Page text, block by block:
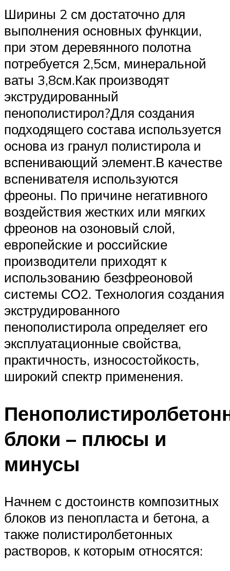
Ширины 2 см достаточно для
выполнения основных функции,
при этом деревянного полотна
потребуется 2,5см, минеральной
ваты 3,8см.Как производят
экструдированный
пенополистирол?Для создания
подходящего состава используется
основа из гранул полистирола и
вспенивающий элемент.В качестве
вспенивателя используются
фреоны. По причине негативного
воздействия жестких или мягких
фреонов на озоновый слой,
европейские и российские
производители приходят к
использованию безфреоновой
системы СО2. Технология создания
экструдированного
пенополистирола определяет его
эксплуатационные свойства,
практичность, износостойкость,
широкий спектр применения.
блоки – плюсы и
минусы
Начнем с достоинств композитных
блоков из пенопласта и бетона, а
также полистиролбетонных
растворов, к которым относятся: